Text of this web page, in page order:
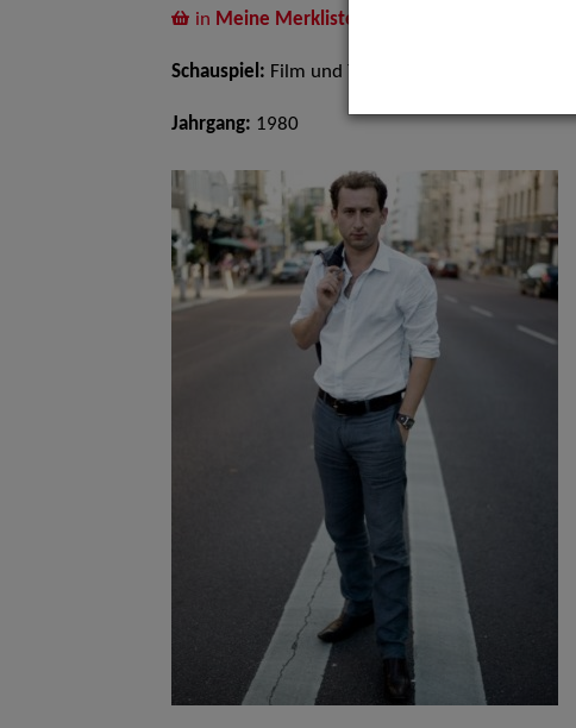
in Meine Merkliste
Schauspiel: Film und TV
Jahrgang: 1980